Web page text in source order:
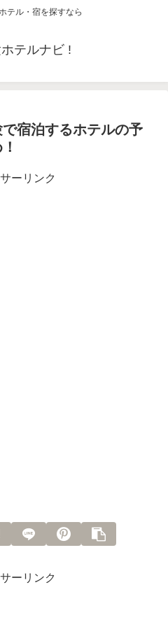
テル・宿を探すなら
テルナビ !
宿泊するホテルの予
ーリンク
ーリンク